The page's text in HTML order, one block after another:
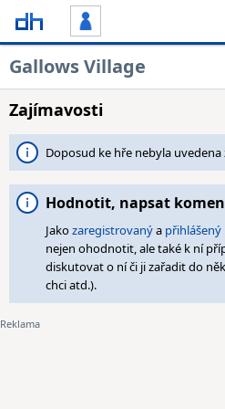
Gallows Village
Zajímavosti
Doposud ke hře nebyla
Hodnotit, napsat
Jakozaregistrovanýa přihlášený
nejen ohodnotit, ale také k ní
diskutovat o ní či ji zařadit do
chci atd.).